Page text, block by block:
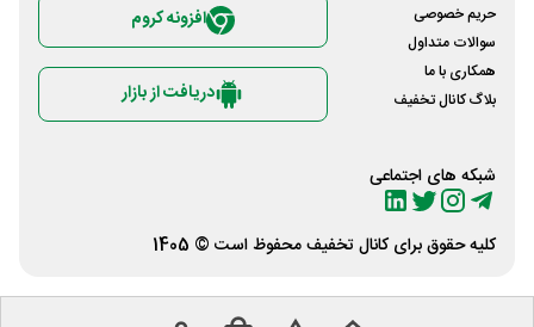
حریم خصوصی
سوالات متداول
همکاری با ما
بلاگ کانال تخفیف
شبکه های اجتماعی
افزونه کروم
دریافت از بازار
کلیه حقوق برای کانال تخفیفمحفوظ است © 1405